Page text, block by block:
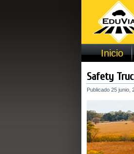
Inicio
Safety
Publicado 25 junio,